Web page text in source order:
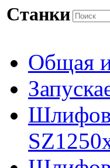
Станки
Общая